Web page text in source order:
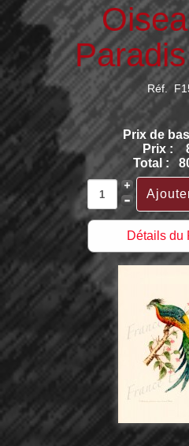
Réf.
Prix de
Prix :
Total :
Détails du